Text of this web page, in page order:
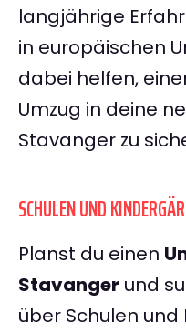
langjährige
in europäischen
dabei helfen,
Umzug in deine
Stavanger zu
SCHULEN UND
Planst du einen
Stavanger und
über Schulen